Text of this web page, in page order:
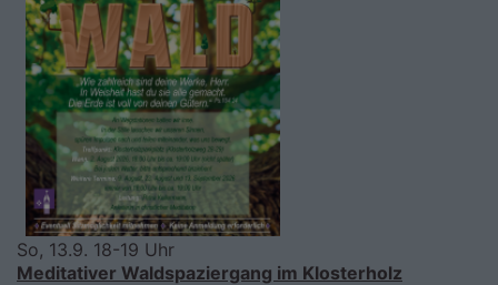
So, 13.9. 18-19 Uhr
Meditativer Waldspaziergang im Klosterholz